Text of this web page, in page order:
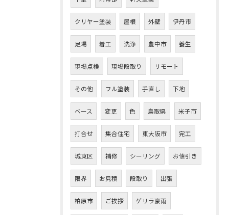
クリヤー塗装 屋根 外壁 伊丹市
足場 着工 洗浄 豊中市 養生
現場点検 現場段取り リモート
その他 フル塗装 手直し 下地
ベース 変更 色 鳥取県 米子市
打合せ 集合住宅 東大阪市 完工
城東区 補修 シーリング お値引き
限界 お見積 段取り 出張
柏原市 ご挨拶 ゲリラ豪雨
お問い合わせはこちら